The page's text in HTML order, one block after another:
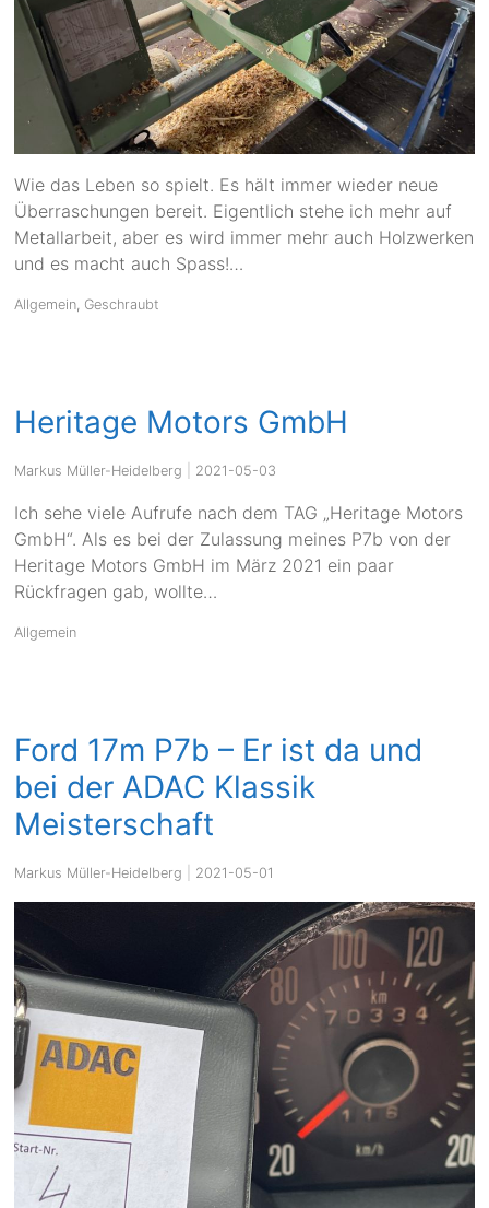
Wie das Leben so spielt. Es hält immer wieder neue
Überraschungen bereit. Eigentlich stehe ich mehr auf
Metallarbeit, aber es wird immer mehr auch Holzwerken
und es macht auch Spass!…
Allgemein, Geschraubt
Heritage Motors GmbH
Markus Müller-Heidelberg 2021-05-03
Ich sehe viele Aufrufe nach dem TAG „Heritage Motors
GmbH“. Als es bei der Zulassung meines P7b von der
Heritage Motors GmbH im März 2021 ein paar
Rückfragen gab, wollte…
Allgemein
Ford 17m P7b – Er ist da und
bei der ADAC Klassik
Meisterschaft
Markus Müller-Heidelberg 2021-05-01